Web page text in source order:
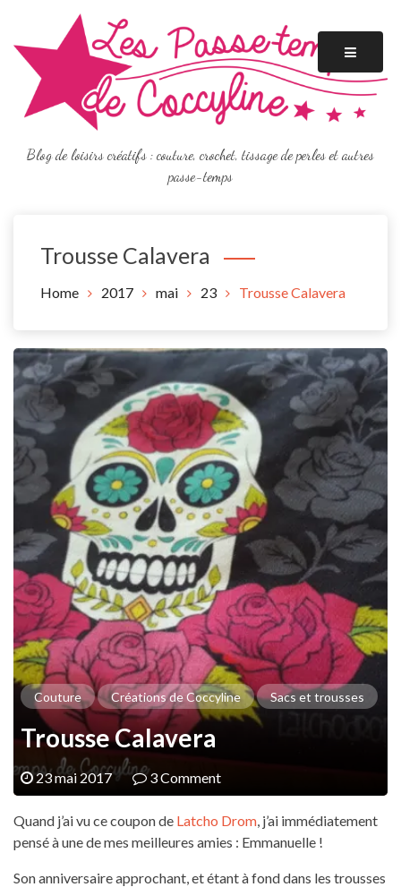
content
Blog de loisirs créatifs : couture, crochet, tissage de perles et autres
passe-temps
Trousse Calavera
Home 2017 mai 23 Trousse Calavera
Couture Créations de Coccyline Sacs et trousses
Trousse Calavera
23 mai 2017 3 Comment
Quand j’ai vu ce coupon de Latcho Drom, j’ai immédiatement
pensé à une de mes meilleures amies : Emmanuelle !
Son anniversaire approchant, et étant à fond dans les trousses